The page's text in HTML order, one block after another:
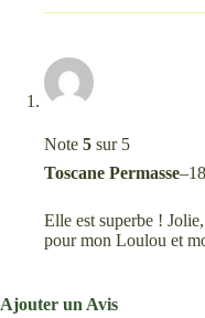
Note 5 sur 5
Toscane Permasse–
Elle est superbe !
pour mon Loulou et
Ajouter un Avis